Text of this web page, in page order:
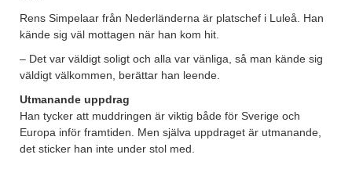
Rens Simpelaar från Nederländerna är platschef i Luleå. Han
kände sig väl mottagen när han kom hit.
– Det var väldigt soligt och alla var vänliga, så man kände sig
väldigt välkommen, berättar han leende.
Utmanande uppdrag
Han tycker att muddringen är viktig både för Sverige och
Europa inför framtiden. Men själva uppdraget är utmanande,
det sticker han inte under stol med.